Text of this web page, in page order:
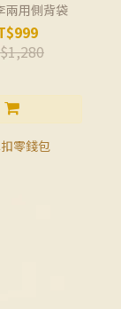
兩用側背袋